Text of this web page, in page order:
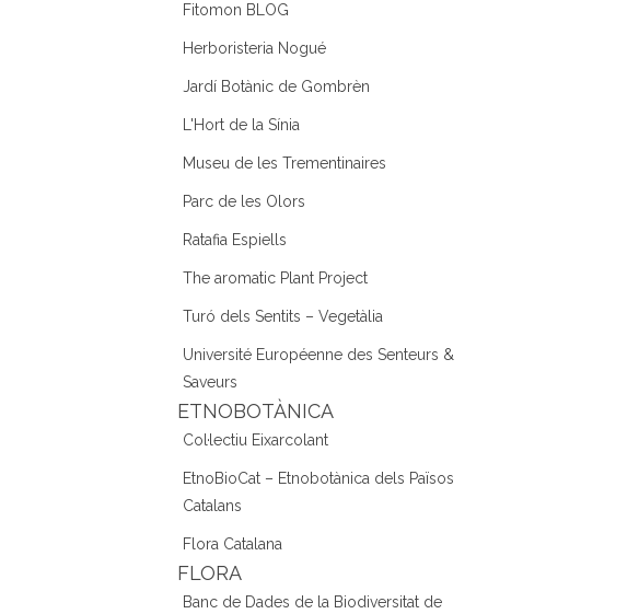
Fitomon BLOG
Herboristeria Nogué
Jardí Botànic de Gombrèn
L'Hort de la Sínia
Museu de les Trementinaires
Parc de les Olors
Ratafia Espiells
The aromatic Plant Project
Turó dels Sentits – Vegetàlia
Université Européenne des Senteurs &
Saveurs
ETNOBOTÀNICA
Col·lectiu Eixarcolant
EtnoBioCat – Etnobotànica dels Països
Catalans
Flora Catalana
FLORA
Banc de Dades de la Biodiversitat de